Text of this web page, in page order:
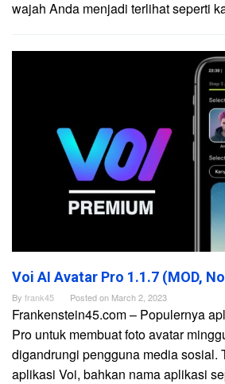
wajah Anda menjadi terlihat seperti
Voi AI Avatar Pro 1.1.7 (MOD,
By frank45 Posted on March 2, 2023
Frankenstein45.com – Populernya
Pro untuk membuat foto avatar
digandrungi pengguna media sosial.
aplikasi Voi, bahkan nama aplikasi